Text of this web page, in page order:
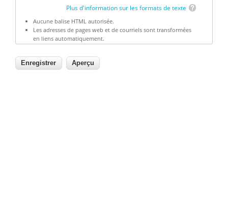
Plus d'information sur les formats de texte
Aucune balise HTML autorisée.
Les adresses de pages web et de courriels sont transformées
en liens automatiquement.